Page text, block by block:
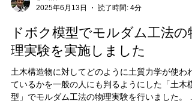
2025年6月13日
読了時間: 4分
ドボク模型でモルダム工法の
理実験を実施しました
土木構造物に対してどのように土質力学が使われ